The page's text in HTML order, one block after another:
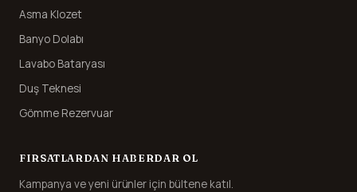
Asma Klozet
Banyo Dolabı
Lavabo Bataryası
Duş Teknesi
Gömme Rezervuar
FIRSATLARDAN HABERDAR OL
Kampanya ve yeni ürünler için bültene katıl.